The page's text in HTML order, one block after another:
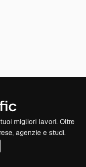
migliori lavori. Oltre
agenzie e studi.